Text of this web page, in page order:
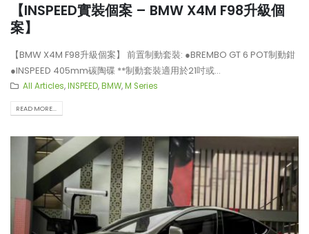
【INSPEED實裝個案 – BMW X4M F98升級個
案】
【BMW X4M F98升級個案】 前置制動套裝: ●BREMBO GT 6 POT制動鉗
●INSPEED 405mm碳陶碟 **制動套裝適用於21吋或...
All Articles,INSPEED,BMW,M Series
READ MORE...